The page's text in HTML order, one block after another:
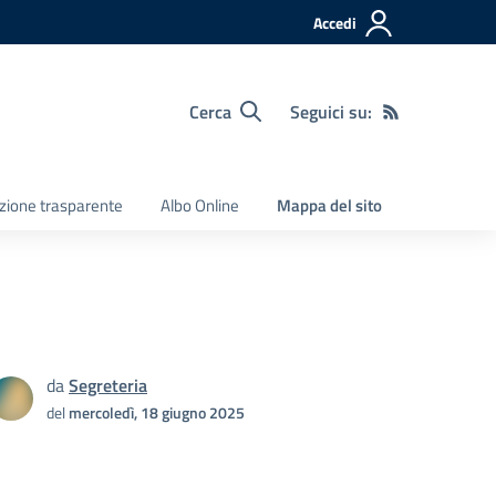
Accedi
Cerca Seguici su:
trasparente Albo Online Mappa del sito
daSegreteria
delmercoledì, 18 giugno 2025